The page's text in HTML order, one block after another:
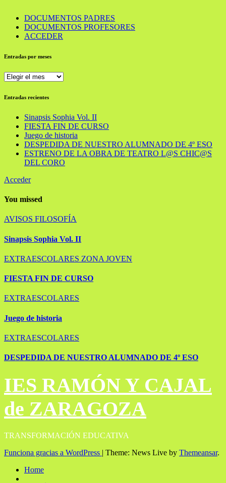
DOCUMENTOS PADRES
DOCUMENTOS PROFESORES
ACCEDER
Entradas por meses
Entradas
meses
Entradas recientes
Sinapsis Sophia Vol. II
FIESTA FIN DE CURSO
Juego de historia
DESPEDIDA DE NUESTRO ALUMNADO DE 4º ESO
ESTRENO DE LA OBRA DE TEATRO L@S CHIC@S
DEL CORO
Acceder
You missed
AVISOS FILOSOFÍA
Sinapsis Sophia Vol. II
EXTRAESCOLARES ZONA JOVEN
FIESTA FIN DE CURSO
EXTRAESCOLARES
Juego de historia
EXTRAESCOLARES
DESPEDIDA DE NUESTRO ALUMNADO DE 4º ESO
IES RAMÓN Y CAJAL
de ZARAGOZA
TRANSFORMACIÓN EDUCATIVA
Funciona gracias a WordPress | Theme: News Live by Themeansar.
Home